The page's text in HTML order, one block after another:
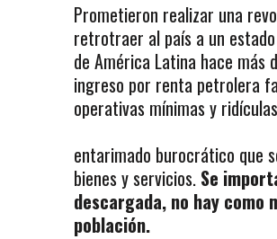
Prometieron realizar una
retrotraer al país a un
de América Latina hace más
ingreso por renta petrolera
operativas mínimas y
entarimado burocrático que
bienes y servicios. Se
descargada, no hay
población.